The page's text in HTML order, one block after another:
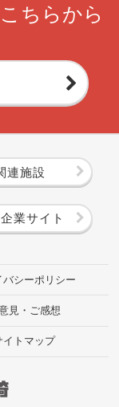
ちらから
連施設
業サイト
バシーポリシー
見・ご感想
イトマップ